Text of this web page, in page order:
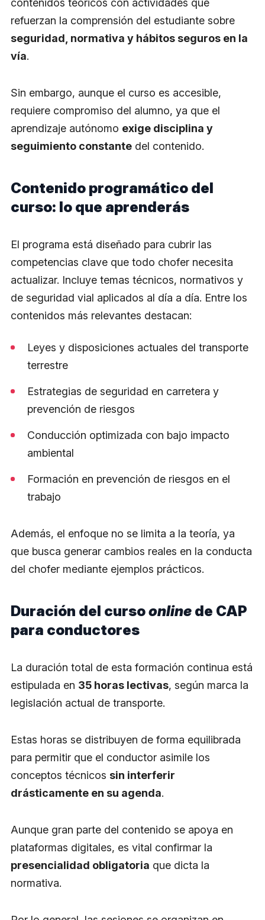
contenidos teóricos con actividades que
refuerzan la comprensión del estudiante sobre
seguridad, normativa y hábitos seguros en la
vía.
Sin embargo, aunque el curso es accesible,
requiere compromiso del alumno, ya que el
aprendizaje autónomo exige disciplina y
seguimiento constante del contenido.
Contenido programático del
curso: lo que aprenderás
El programa está diseñado para cubrir las
competencias clave que todo chofer necesita
actualizar. Incluye temas técnicos, normativos y
de seguridad vial aplicados al día a día. Entre los
contenidos más relevantes destacan:
Leyes y disposiciones actuales del transporte
terrestre
Estrategias de seguridad en carretera y
prevención de riesgos
Conducción optimizada con bajo impacto
ambiental
Formación en prevención de riesgos en el
trabajo
Además, el enfoque no se limita a la teoría, ya
que busca generar cambios reales en la conducta
del chofer mediante ejemplos prácticos.
Duración del cursoonline de CAP
para conductores
La duración total de esta formación continua está
estipulada en 35 horas lectivas, según marca la
legislación actual de transporte.
Estas horas se distribuyen de forma equilibrada
para permitir que el conductor asimile los
conceptos técnicos sin interferir
drásticamente en su agenda.
Aunque gran parte del contenido se apoya en
plataformas digitales, es vital confirmar la
presencialidad obligatoria que dicta la
normativa.